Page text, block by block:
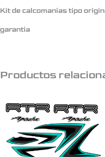
Kit de calcomanias tipo
garantia
Productos